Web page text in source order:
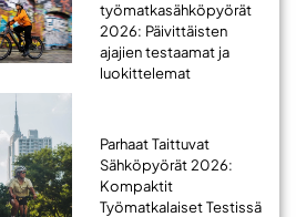
työmatkasähköpyörät
2026: Päivittäisten
ajajien testaamat ja
luokittelemat
Parhaat Taittuvat
Sähköpyörät 2026:
Kompaktit
Työmatkalaiset Testissä